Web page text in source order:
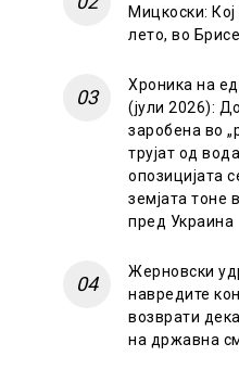
Мицкоски: Кој
лето, во
Хроника на
(јули 2026):
заробена во
трујат од
опозицијата
земјата тоне
пред Украина
Жерновски
навредите
возврати
на државна